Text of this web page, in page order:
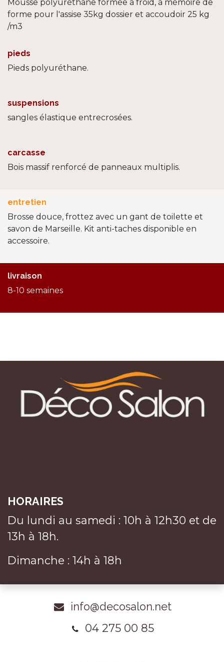
Mousse polyuréthane formée à froid, à mémoire de
forme pour l'assise 35kg dossier et accoudoir 25 kg
/m3
pieds
Pieds polyuréthane.
suspensions
sangles élastique entrecrosées.
carcasse
Bois massif renforcé de panneaux multiplis.
entretien
Brosse douce, frottez avec un gant de toilette et
savon de Marseille. Kit anti-taches disponible en
accessoire.
livraison
8-10 semaines
HORAIRES
Du lundi au samedi : 10h à 12h30 et de
13h à 18h.
Dimanche : 14h à 18h
info@decosalon.net
04 275 00 85